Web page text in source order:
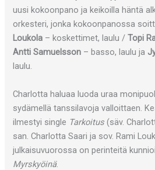
uusi kokoonpano ja keikoilla häntä
orkesteri, jonka kokoonpanossa
Loukola – koskettimet, laulu /Topi
Antti Samuelsson – basso, laulu ja
laulu.
Charlotta haluaa luoda uraa
sydämellä tanssilavoja valloittaen.
ilmestyi single Tarkoitus (säv.
san. Charlotta Saari ja sov. Rami
julkaisuvuorossa on perinteitä
Myrskyöinä.